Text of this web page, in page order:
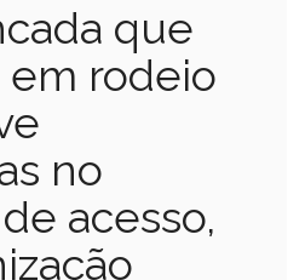
que
rodeio
no
acesso,